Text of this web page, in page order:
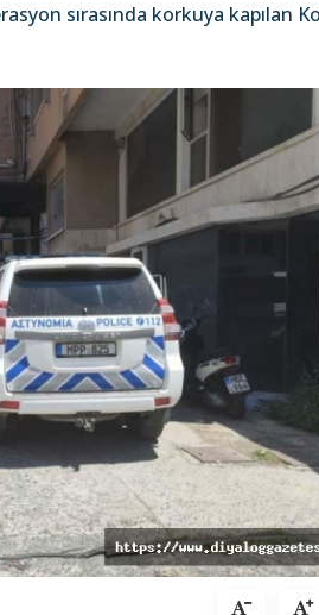
sırasında korkuya kapılan